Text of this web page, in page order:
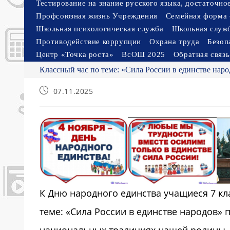
Тестирование на знание русского языка,
Профсоюзная жизнь Учреждения
Семейная форма
Школьная психологическая служба
Школьная
Противодействие коррупции
Охрана труда
Центр «Точка роста»
ВсОШ 2025 Обратная связь
Классный час по теме: «Сила России в единстве
Запись07.11.2025
К Дню народного единства учащиеся 7
теме: «Сила России в единстве